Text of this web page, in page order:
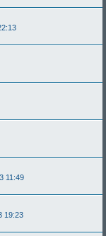
11:49
19:23